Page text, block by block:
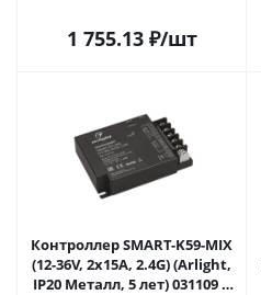
1 755.13₽/шт
Контроллер SMART-K59-MIX
(12-36V, 2x15A, 2.4G) (Arlight,
IP20 Металл, 5 лет) 031109 в